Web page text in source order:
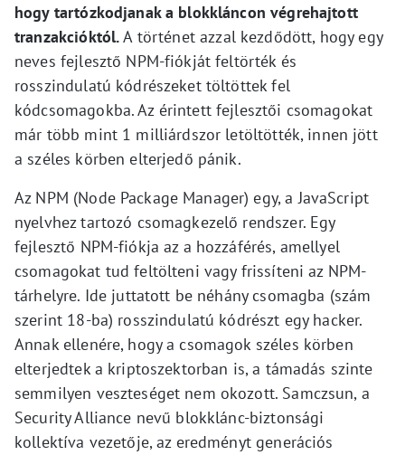
hogy tartózkodjanak a blokkláncon végrehajtott
tranzakcióktól.A történet azzal kezdődött, hogy egy
neves fejlesztő NPM-fiókját feltörték és
rosszindulatú kódrészeket töltöttek fel
kódcsomagokba. Az érintett fejlesztői csomagokat
már több mint 1 milliárdszor letöltötték, innen jött
a széles körben elterjedő pánik.
Az NPM (Node Package Manager) egy, a JavaScript
nyelvhez tartozó csomagkezelő rendszer. Egy
fejlesztő NPM-fiókja az a hozzáférés, amellyel
csomagokat tud feltölteni vagy frissíteni az NPM-
tárhelyre. Ide juttatott be néhány csomagba (szám
szerint 18-ba) rosszindulatú kódrészt egy hacker.
Annak ellenére, hogy a csomagok széles körben
elterjedtek a kriptoszektorban is, a támadás szinte
semmilyen veszteséget nem okozott. Samczsun, a
Security Alliance nevű blokklánc-biztonsági
kollektíva vezetője, az eredményt generációs